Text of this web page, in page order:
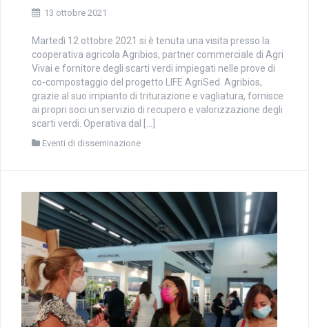
13 ottobre 2021
Martedì 12 ottobre 2021 si è tenuta una visita presso la
cooperativa agricola Agribios, partner commerciale di Agri
Vivai e fornitore degli scarti verdi impiegati nelle prove di
co-compostaggio del progetto LIFE AgriSed. Agribios,
grazie al suo impianto di triturazione e vagliatura, fornisce
ai propri soci un servizio di recupero e valorizzazione degli
scarti verdi. Operativa dal […]
Eventi di disseminazione